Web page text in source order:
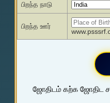
பிறந்த நாடு
பிறந்த ஊர்
ஜோதிடம் கற்க ஜோதிட